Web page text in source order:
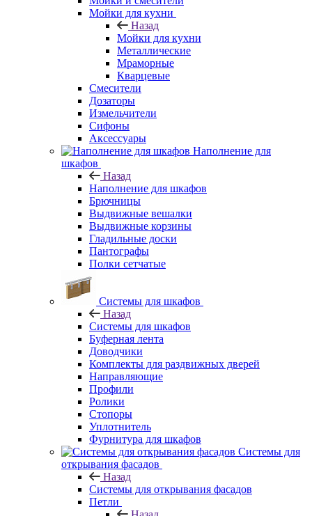
Мойки для кухни
Назад
Мойки для кухни
Металлические
Мраморные
Кварцевые
Смесители
Дозаторы
Измельчители
Сифоны
Аксессуары
Наполнение для
шкафов
Назад
Наполнение для шкафов
Брючницы
Выдвижные вешалки
Выдвижные корзины
Гладильные доски
Пантографы
Полки сетчатые
Системы для шкафов
Назад
Системы для шкафов
Буферная лента
Доводчики
Комплекты для раздвижных дверей
Направляющие
Профили
Ролики
Стопоры
Уплотнитель
Фурнитура для шкафов
Системы для
открывания фасадов
Назад
Системы для открывания фасадов
Петли